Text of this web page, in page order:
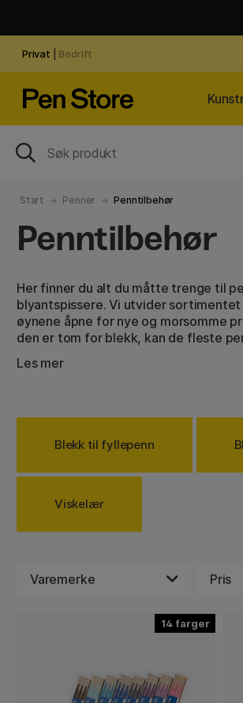
Privat Bedrift
Start Penner Penntilbehør
Penntilbehør
Her finner du alt du måtte trenge til
blyantspissere. Vi utvider
øynene åpne for nye og morsomme
den er tom for blekk, kan de fleste
patroner, blekk, blyantbly og viskelær
pennen din – og du gjør både miljøet
Les mer
Blekk til fyllepenn
Viskelær
Varemerke Pris
14